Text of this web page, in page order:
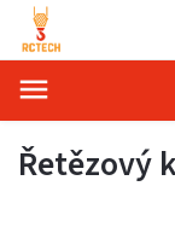
Řetězový